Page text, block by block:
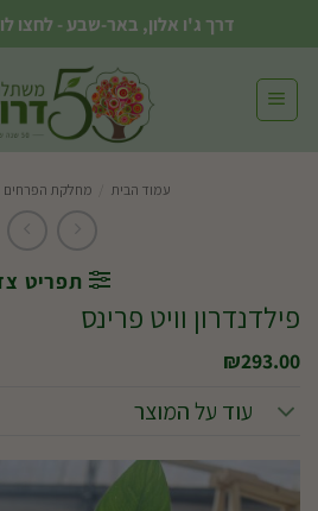
to
content
דרך ג'ו אלון, באר-שבע - לחצו
עמוד הבית מחלקת הפרחים
תפריט
פילדנדרון וויט פרינס
₪293.00
עוד על המוצר